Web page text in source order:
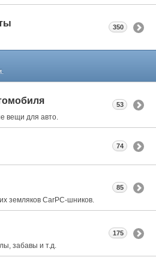
350
вещи для авто.
53
74
земляков CarPC-шников.
85
забавы и т.д.
175